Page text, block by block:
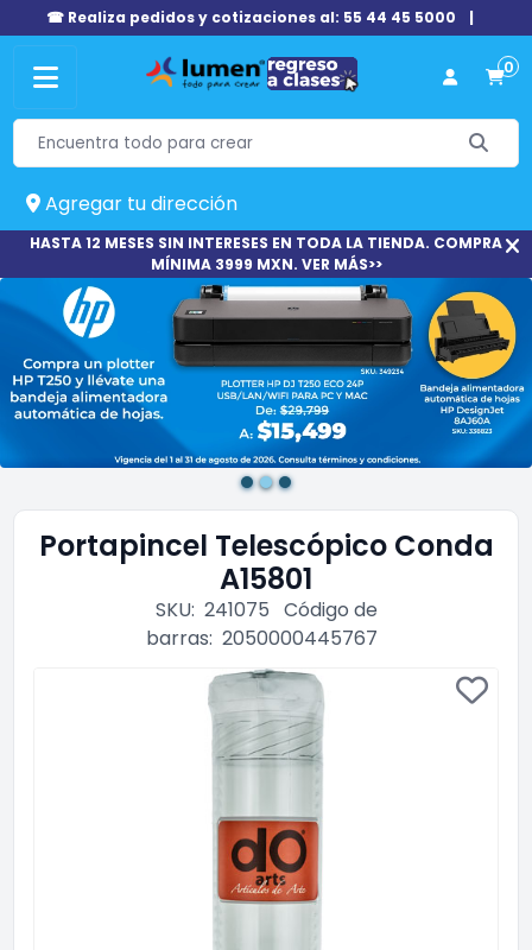
☎ Realiza pedidos y cotizaciones al: 55 44 45 5000 |
0
Agregar tu dirección
HASTA 12 MESES SIN INTERESES EN TODA LA TIENDA. COMPRA
MÍNIMA 3999 MXN. VER MÁS>>
Portapincel Telescópico Conda
A15801
SKU: 241075 Código de
barras: 2050000445767